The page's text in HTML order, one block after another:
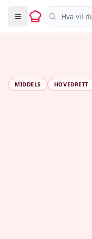
Søk i
MIDDELS HOVEDRETT